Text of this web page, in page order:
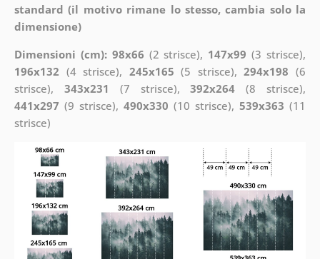
standard (il motivo rimane lo stesso, cambia solo la
dimensione)
Dimensioni (cm): 98x66 (2 strisce), 147x99 (3 strisce),
196x132 (4 strisce), 245x165 (5 strisce),294x198 (6
strisce), 343x231 (7 strisce),392x264 (8 strisce),
441x297 (9 strisce), 490x330 (10 strisce),539x363 (11
strisce)